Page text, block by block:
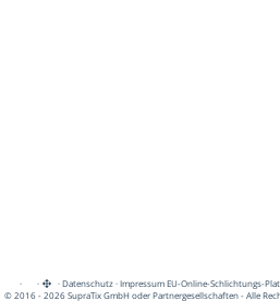
· · ·Datenschutz·Impressum EU-Online-Schlichtungs-
© 2016 - 2026 SupraTix GmbH oder Partnergesellschaften - Alle